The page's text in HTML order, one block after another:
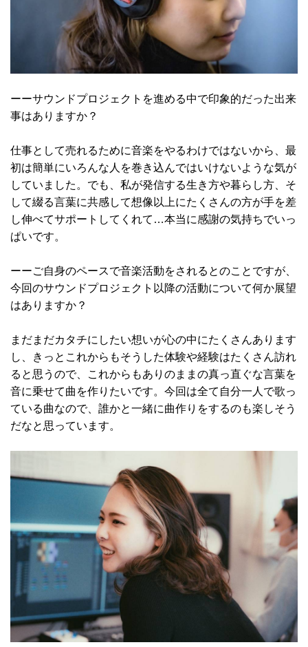
ーーサウンドプロジェクトを進める中で印象的だった出来
事はありますか？
仕事として売れるために音楽をやるわけではないから、最
初は簡単にいろんな人を巻き込んではいけないような気が
していました。でも、私が発信する生き方や暮らし方、そ
して綴る言葉に共感して想像以上にたくさんの方が手を差
し伸べてサポートしてくれて…本当に感謝の気持ちでいっ
ぱいです。
ーーご自身のペースで音楽活動をされるとのことですが、
今回のサウンドプロジェクト以降の活動について何か展望
はありますか？
まだまだカタチにしたい想いが心の中にたくさんあります
し、きっとこれからもそうした体験や経験はたくさん訪れ
ると思うので、これからもありのままの真っ直ぐな言葉を
音に乗せて曲を作りたいです。今回は全て自分一人で歌っ
ている曲なので、誰かと一緒に曲作りをするのも楽しそう
だなと思っています。